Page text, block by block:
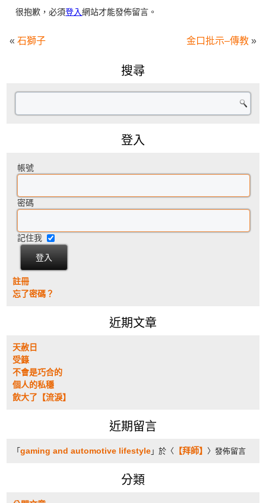
很抱歉，必須登入網站才能發佈留言。
«石獅子 金口批示–傳教»
搜尋
登入
帳號
密碼
記住我
註冊
忘了密碼？
近期文章
天赦日
受籙
不會是巧合的
個人的私穩
飲大了【流淚】
近期留言
「gaming and automotive lifestyle 」於〈 【拜師】 〉發佈留言
分類